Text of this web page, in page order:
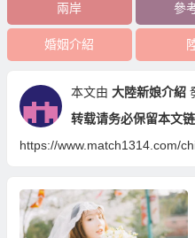
兩岸 參
婚姻介紹
本文由 大陸新娘介紹
转载请务必保留本文链
https://www.match1314.com/